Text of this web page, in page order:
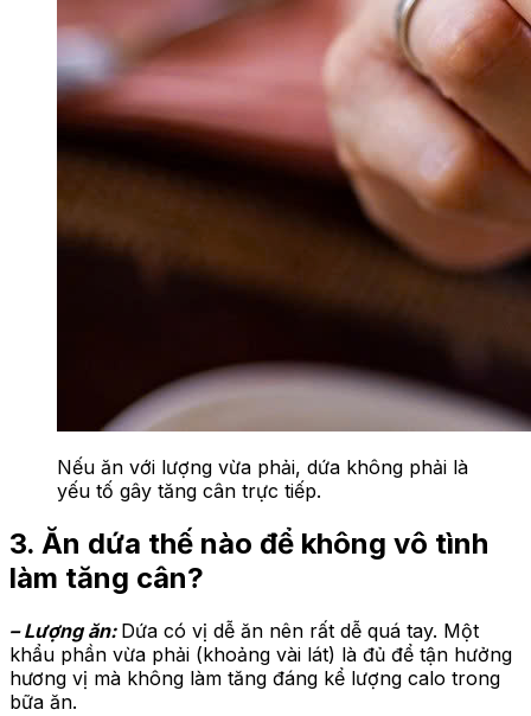
Nếu ăn với lượng vừa phải, dứa không phải là
yếu tố gây tăng cân trực tiếp.
3. Ăn dứa thế nào để không vô tình
làm tăng cân?
– Lượng ăn: Dứa có vị dễ ăn nên rất dễ quá tay. Một
khẩu phần vừa phải (khoảng vài lát) là đủ để tận hưởng
hương vị mà không làm tăng đáng kể lượng calo trong
bữa ăn.